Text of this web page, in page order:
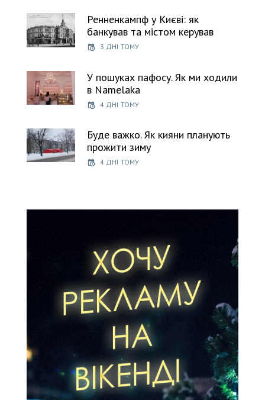
Ренненкампф у Києві: як
банкував та містом керував
3 ДНІ ТОМУ
У пошуках пафосу. Як ми ходили
в Namelaka
4 ДНІ ТОМУ
Буде важко. Як кияни планують
прожити зиму
4 ДНІ ТОМУ